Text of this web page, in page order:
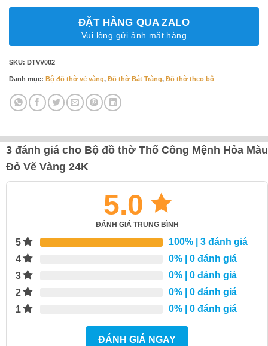
ĐẶT HÀNG QUA ZALO
Vui lòng gửi ảnh mặt hàng
SKU: DTVV002
Danh mục: Bộ đồ thờ vẽ vàng, Đồ thờ Bát Tràng, Đồ thờ theo bộ
3 đánh giá cho Bộ đồ thờ Thổ Công Mệnh Hỏa Màu
Đỏ Vẽ Vàng 24K
5.0
ĐÁNH GIÁ TRUNG BÌNH
5 100% | 3 đánh giá
4
0% | 0 đánh giá
3
0% | 0 đánh giá
2
0% | 0 đánh giá
1
0% | 0 đánh giá
ĐÁNH GIÁ NGAY